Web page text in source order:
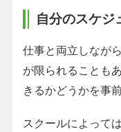
自分のスケジ
仕事と両立しなが
が限られることも
きるかどうかを事
スクールによって